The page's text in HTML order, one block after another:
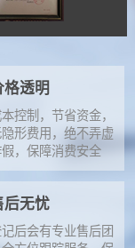
格透明
控制，节省资金，
形费用，绝不弄虚
，保障消费安全
后无忧
记后会有专业售后团